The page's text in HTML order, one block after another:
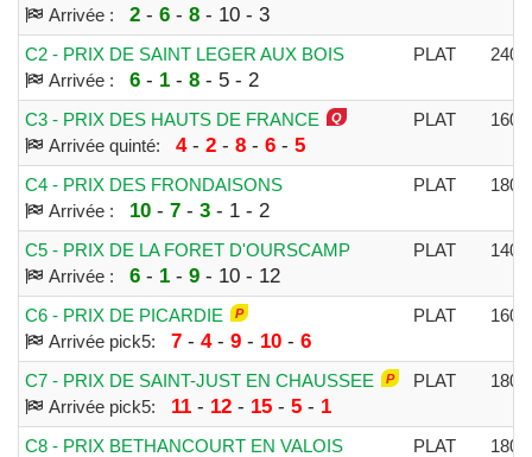
Arrivée :
2- 6- 8- 10 - 3
C2 - PRIX DE SAINT LEGER AUX BOIS
Arrivée :
6- 1- 8- 5 - 2
PLAT
C3 - PRIX DES HAUTS DE FRANCE
Arrivée quinté:
4- 2- 8- 6- 5
PLAT
C4 - PRIX DES FRONDAISONS
Arrivée :
10- 7- 3- 1 - 2
PLAT
C5 - PRIX DE LA FORET D'OURSCAMP
Arrivée :
6- 1- 9- 10 - 12
PLAT
C6 - PRIX DE PICARDIE
Arrivée pick5:
7- 4- 9- 10- 6
PLAT
C7 - PRIX DE SAINT-JUST EN CHAUSSEE
Arrivée pick5:
11- 12- 15- 5- 1
PLAT
C8 - PRIX BETHANCOURT EN VALOIS
PLAT